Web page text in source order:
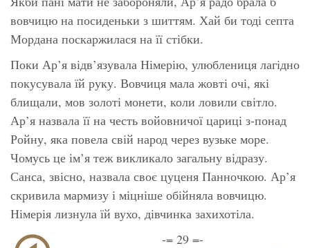
вовчицю на посиденьки з шиттям. Хай би тоді септа
Мордана поскаржилася на її стібки.
Поки Ар’я відв’язувала Німерію, улюблениця лагідно
покусувала їй руку. Вовчиця мала жовті очі, які
блищали, мов золоті монети, коли ловили світло.
Ар’я назвала її на честь войовничої цариці з-понад
Ройну, яка повела свій народ через вузьке море.
Чомусь це ім’я теж викликало загальну відразу.
Санса, звісно, назвала своє цуценя Панночкою. Ар’я
скривила мармизу і міцніше обійняла вовчицю.
Німерія лизнула їй вухо, дівчинка захихотіла.
-= 29 =-